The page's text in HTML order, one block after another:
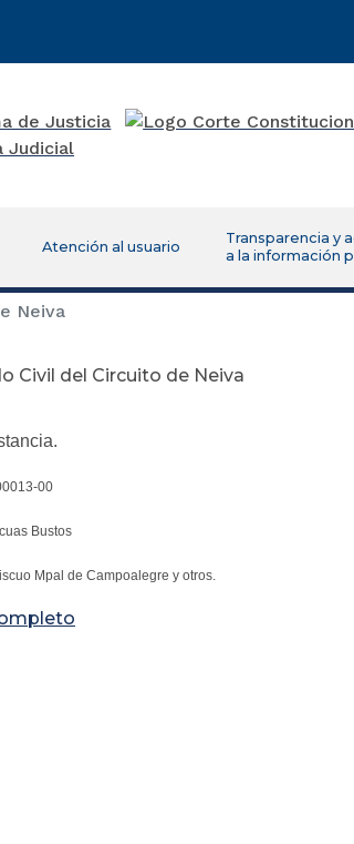
Atención al usuario
Transparencia y
a la información
Neiva
Civil del Circuito de Neiva
00
Bustos
Mpal de Campoalegre y otros.